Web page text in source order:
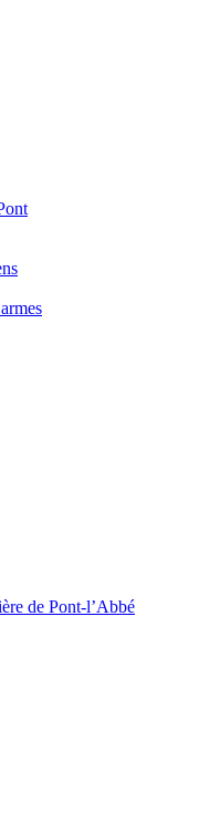
de Pont-l’Abbé